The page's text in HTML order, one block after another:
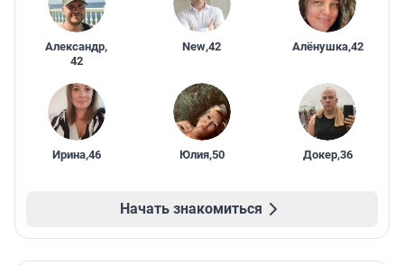
Александр,
42
New,42 Алёнушка,42
Ирина,46 Юлия,50 Докер,36
Начать знакомиться